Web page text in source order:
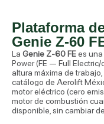
Plataforma
Genie Z-60
La Genie Z-60 FEes
Power (FE — Full
altura máxima de
catálogo de Aerolift
motor eléctrico (cero
motor de combustión
disponible, sin cambiar